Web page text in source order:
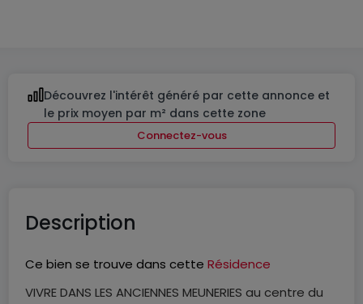
Découvrez l'intérêt généré par cette annonce et
le prix moyen par m² dans cette zone
Connectez-vous
Description
Ce bien se trouve dans cette Résidence
VIVRE DANS LES ANCIENNES MEUNERIES au centre du